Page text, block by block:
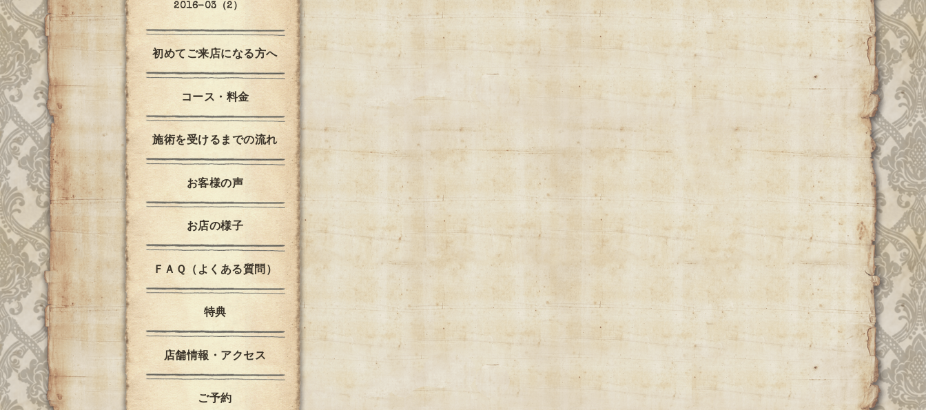
2016-03（2）
初めてご来店になる方へ
コース・料金
施術を受けるまでの流れ
お客様の声
お店の様子
ＦＡＱ（よくある質問）
特典
店舗情報・アクセス
ご予約